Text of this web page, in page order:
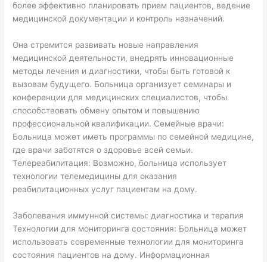
более эффективно планировать прием пациентов, ведение
медицинской документации и контроль назначений.
Она стремится развивать новые направления
медицинской деятельности, внедрять инновационные
методы лечения и диагностики, чтобы быть готовой к
вызовам будущего. Больница организует семинары и
конференции для медицинских специалистов, чтобы
способствовать обмену опытом и повышению
профессиональной квалификации. Семейные врачи:
Больница может иметь программы по семейной медицине,
где врачи заботятся о здоровье всей семьи.
Телереабилитация: Возможно, больница использует
технологии телемедицины для оказания
реабилитационных услуг пациентам на дому.
Заболевания иммунной системы: диагностика и терапия
Технологии для мониторинга состояния: Больница может
использовать современные технологии для мониторинга
состояния пациентов на дому. Информационная